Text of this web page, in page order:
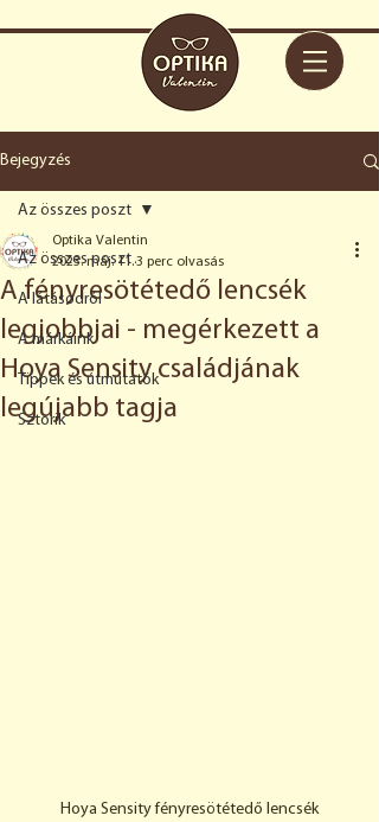
Bejegyzés
Az összes poszt
A látásodról
A márkáink
Tippek és útmutatók
Sztorik
Az összes poszt
A fényresötétedő lencsék
legjobbjai - megérkezett a
Hoya Sensity családjának
legújabb tagja
Optika Valentin
2023. máj. 11.3 perc olvasás
Hoya Sensity fényresötétedő lencsék